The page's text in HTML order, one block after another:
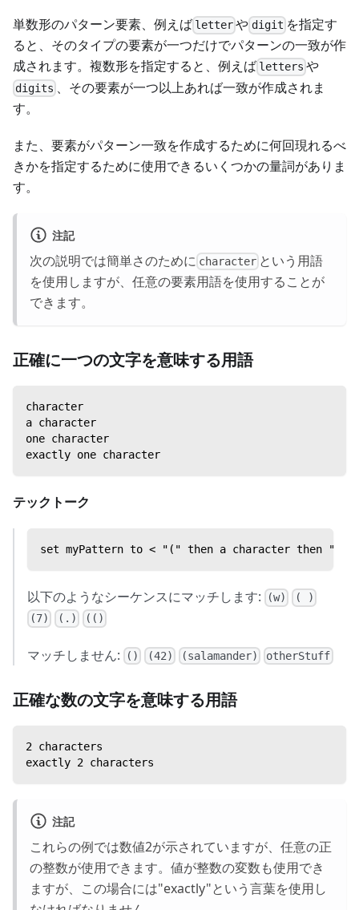
単数形のパターン要素、例えば letter や digit を指定す
ると、そのタイプの要素が一つだけでパターンの一致が作
成されます。複数形を指定すると、例えば letters や
digits 、その要素が一つ以上あれば一致が作成されま
す。
また、要素がパターン一致を作成するために何回現れるべ
きかを指定するために使用できるいくつかの量詞がありま
す。
注記
次の説明では簡単さのために character という用語
を使用しますが、任意の要素用語を使用することが
できます。
正確に一つの文字を意味する用語
character
a character
one character
exactly one character
テックトーク
set myPattern to < "(" then a character then ")"
以下のようなシーケンスにマッチします: (w)
( )
(7)
(.) (()
マッチしません: () (42) (salamander) otherStuff
正確な数の文字を意味する用語
2 characters
exactly 2 characters
注記
これらの例では数値2が示されていますが、任意の正
の整数が使用できます。値が整数の変数も使用でき
ますが、この場合には"exactly"という言葉を使用し